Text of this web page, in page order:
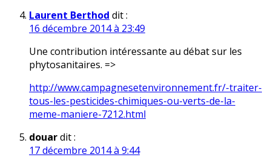
Laurent Berthod dit :
16 décembre 2014 à 23:49
Une contribution intéressante au débat sur les
phytosanitaires. =>
http://www.campagnesetenvironnement.fr/-traiter-
tous-les-pesticides-chimiques-ou-verts-de-la-
meme-maniere-7212.html
douardit :
17 décembre 2014 à 9:44